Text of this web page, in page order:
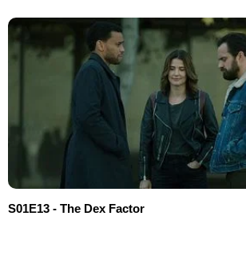
S01E13 - The Dex Factor